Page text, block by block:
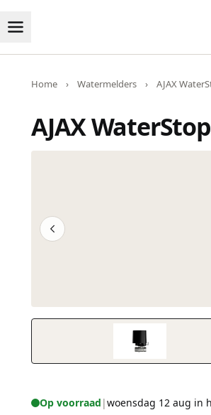
Home › Watermelders › AJAX
AJAX
Op voorraad |woensdag 12 aug in